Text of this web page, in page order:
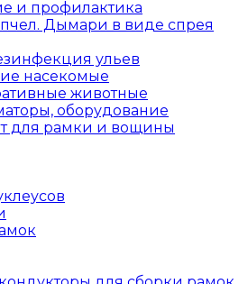
и профилактика
пчел. Дымари в виде спрея
ульев
насекомые
животные
оборудование
для рамки и вощины